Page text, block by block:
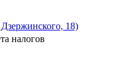
18)
налогов